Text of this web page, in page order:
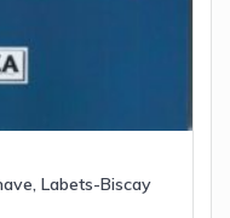
Labets-Biscay